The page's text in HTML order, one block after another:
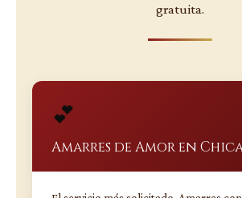
gratuita.
💕
Amarres de Amor en